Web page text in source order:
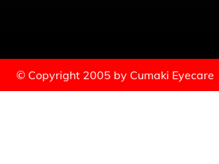
© Copyright 2005 by Cumaki Eyecare